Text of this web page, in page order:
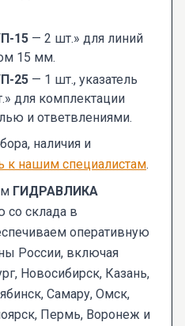
15 — 2 шт.» для линий
15 мм.
25 — 1 шт., указатель
для комплектации
и ответвлениями.
наличия и
к нашим специалистам.
ГИДРАВЛИКА
со склада в
оперативную
России, включая
Новосибирск, Казань,
Самару, Омск,
Пермь, Воронеж и